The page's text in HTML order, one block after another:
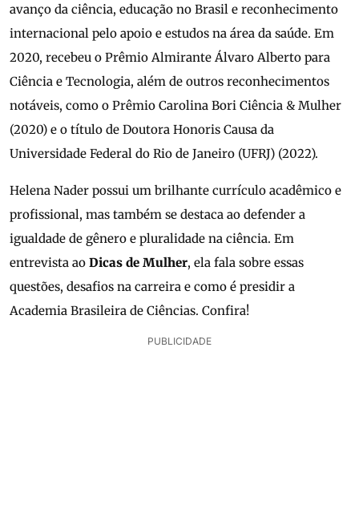
avanço da ciência, educação no Brasil e reconhecimento
internacional pelo apoio e estudos na área da saúde. Em
2020, recebeu o Prêmio Almirante Álvaro Alberto para
Ciência e Tecnologia, além de outros reconhecimentos
notáveis, como o Prêmio Carolina Bori Ciência & Mulher
(2020) e o título de Doutora Honoris Causa da
Universidade Federal do Rio de Janeiro (UFRJ) (2022).
Helena Nader possui um brilhante currículo acadêmico e
profissional, mas também se destaca ao defender a
igualdade de gênero e pluralidade na ciência. Em
entrevista ao Dicas de Mulher, ela fala sobre essas
questões, desafios na carreira e como é presidir a
Academia Brasileira de Ciências. Confira!
PUBLICIDADE